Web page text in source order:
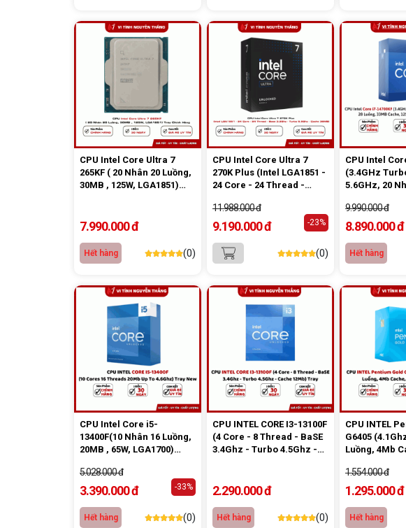
CPU Intel Core Ultra 7
265KF ( 20 Nhân 20 Luồng,
30MB , 125W, LGA1851)
7.990.000 đ
Hết hàng (0)
CPU Intel Core Ultra 7
270K Plus (Intel LGA1851 -
24 Core - 24 Thread -
5.5Ghz - Cache 36MB)-
Box Chính Hãng
11.988.000 đ
9.190.000 đ -23%
(0)
CPU Intel
(3.4GHz
5.6GHz, 20
LGA1700)
9.990.000 đ
8.890.000 đ
Hết hàng
CPU Intel Core i5-
13400F(10 Nhân 16 Luồng,
20MB , 65W, LGA1700)
5.028.000 đ
3.390.000 đ -33%
Hết hàng (0)
CPU INTEL CORE I3-13100F
(4 Core - 8 Thread - BaSE
3.4Ghz - Turbo 4.5Ghz -
2.290.000 đ
Hết hàng (0)
CPU INTEL
G6405
Luồng, 4Mb
1.554.000 đ
1.295.000 đ
Hết hàng